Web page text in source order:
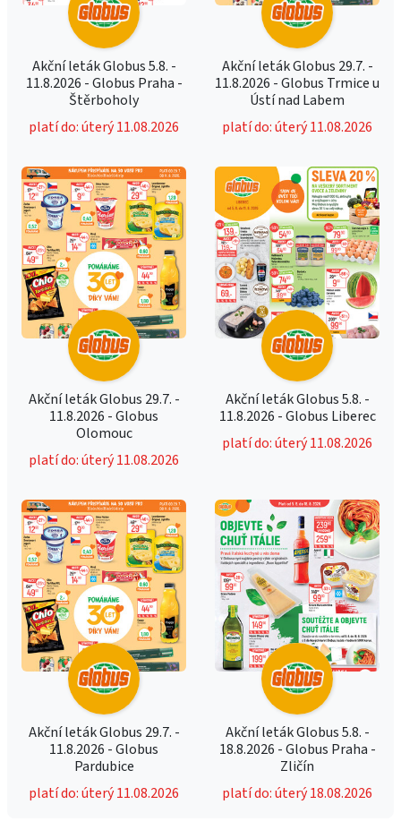
Akční leták Globus 5.8. -
11.8.2026 - Globus Praha -
Štěrboholy
platí do: úterý 11.08.2026
Akční leták Globus 29.7. -
11.8.2026 - Globus Trmice u
Ústí nad Labem
platí do: úterý 11.08.2026
Akční leták Globus 29.7. -
11.8.2026 - Globus
Olomouc
platí do: úterý 11.08.2026
Akční leták Globus 5.8. -
11.8.2026 - Globus Liberec
platí do: úterý 11.08.2026
Akční leták Globus 29.7. -
11.8.2026 - Globus
Pardubice
platí do: úterý 11.08.2026
Akční leták Globus 5.8. -
18.8.2026 - Globus Praha -
Zličín
platí do: úterý 18.08.2026